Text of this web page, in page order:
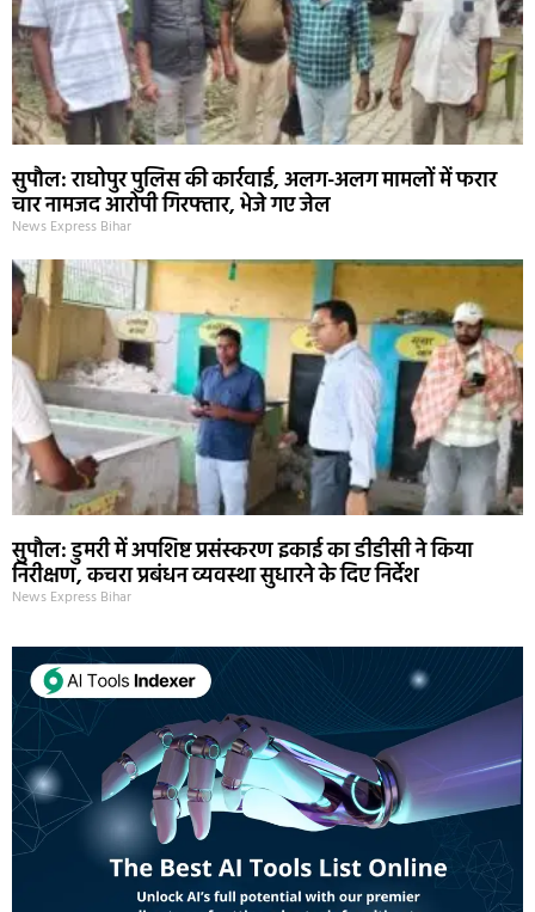
सुपौल: राघोपुर पुलिस की कार्रवाई, अलग-अलग मामलों में फरार
चार नामजद आरोपी गिरफ्तार, भेजे गए जेल
News Express Bihar
सुपौल: डुमरी में अपशिष्ट प्रसंस्करण इकाई का डीडीसी ने किया
निरीक्षण, कचरा प्रबंधन व्यवस्था सुधारने के दिए निर्देश
News Express Bihar